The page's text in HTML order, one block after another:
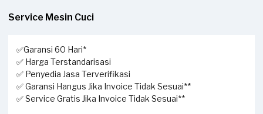
Service Mesin Cuci
✅Garansi 60 Hari*
✅ Harga Terstandarisasi
✅ Penyedia Jasa Terverifikasi
✅ Garansi Hangus Jika Invoice Tidak Sesuai**
✅ Service Gratis Jika Invoice Tidak Sesuai**